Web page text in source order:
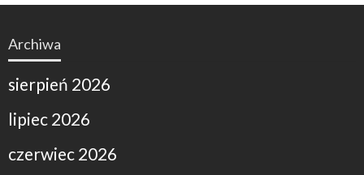
Archiwa
sierpień 2026
lipiec 2026
czerwiec 2026